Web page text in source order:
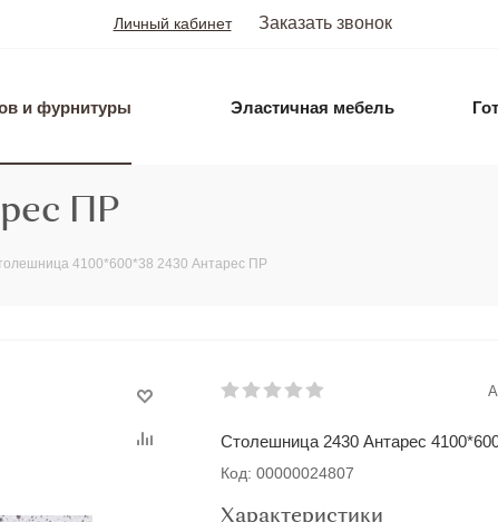
Личный кабинет Заказать звонок
и фурнитуры Эластичная мебель
ПР
4100*600*38 2430 Антарес ПР
Столешница 2430 Антарес
Код: 00000024807
Характеристики